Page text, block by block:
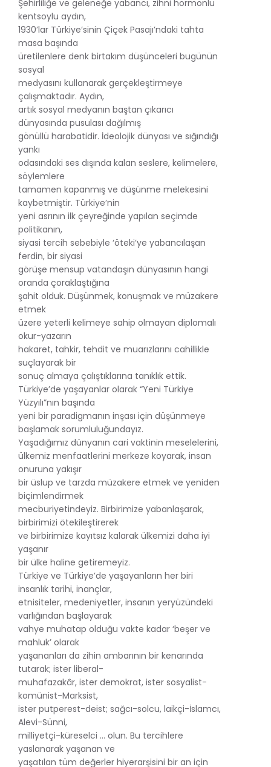
Şehirliliğe ve geleneğe yabancı, zihni hormonlu
kentsoylu aydın,
1930’lar Türkiye’sinin Çiçek Pasajı’ndaki tahta
masa başında
üretilenlere denk birtakım düşünceleri bugünün
sosyal
medyasını kullanarak gerçekleştirmeye
çalışmaktadır. Aydın,
artık sosyal medyanın baştan çıkarıcı
dünyasında pusulası dağılmış
gönüllü harabatidir. İdeolojik dünyası ve sığındığı
yankı
odasındaki ses dışında kalan seslere, kelimelere,
söylemlere
tamamen kapanmış ve düşünme melekesini
kaybetmiştir. Türkiye’nin
yeni asrının ilk çeyreğinde yapılan seçimde
politikanın,
siyasi tercih sebebiyle ‘öteki’ye yabancılaşan
ferdin, bir siyasi
görüşe mensup vatandaşın dünyasının hangi
oranda çoraklaştığına
şahit olduk. Düşünmek, konuşmak ve müzakere
etmek
üzere yeterli kelimeye sahip olmayan diplomalı
okur-yazarın
hakaret, tahkir, tehdit ve muarızlarını cahillikle
suçlayarak bir
sonuç almaya çalıştıklarına tanıklık ettik.
Türkiye’de yaşayanlar olarak “Yeni Türkiye
Yüzyılı”nın başında
yeni bir paradigmanın inşası için düşünmeye
başlamak sorumluluğundayız.
Yaşadığımız dünyanın cari vaktinin meselelerini,
ülkemiz menfaatlerini merkeze koyarak, insan
onuruna yakışır
bir üslup ve tarzda müzakere etmek ve yeniden
biçimlendirmek
mecburiyetindeyiz. Birbirimize yabanlaşarak,
birbirimizi ötekileştirerek
ve birbirimize kayıtsız kalarak ülkemizi daha iyi
yaşanır
bir ülke haline getiremeyiz.
Türkiye ve Türkiye’de yaşayanların her biri
insanlık tarihi, inançlar,
etnisiteler, medeniyetler, insanın yeryüzündeki
varlığından başlayarak
vahye muhatap olduğu vakte kadar ‘beşer ve
mahluk’ olarak
yaşananları da zihin ambarının bir kenarında
tutarak; ister liberal-
muhafazakâr, ister demokrat, ister sosyalist-
komünist-Marksist,
ister putperest-deist; sağcı-solcu, laikçi-İslamcı,
Alevi-Sünni,
milliyetçi-küreselci … olun. Bu tercihlere
yaslanarak yaşanan ve
yaşatılan tüm değerler hiyerarşisini bir an için